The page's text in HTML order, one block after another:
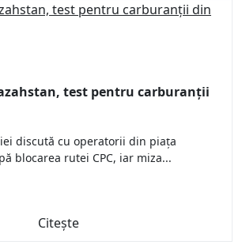
test pentru carburanții
discută cu operatorii din piața
blocarea rutei CPC, iar miza...
Citește